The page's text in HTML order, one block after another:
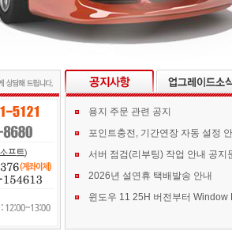
용지 주문 관련 공지
포인트충전, 기간연장 자동 설정
서버 점검(리부팅) 작업 안내 공지
2026년 설연휴 택배발송 안내